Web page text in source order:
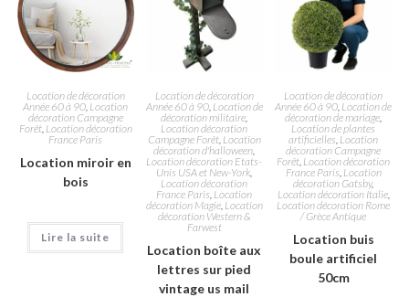
Location de décoration
Année 60 à 90 Location
décoration Campagne
Forêt, Location décoration
France Paris
Location miroir en
bois
Lire la suite
Location de décoration
Année 60 à 90, Location de
décoration militaire
Location décoration
Campagne Forêt, Location
décoration d'halloween
Location décoration Etats-
Unis USA et New-York
Location décoration
France Paris Location
décoration Magie, Location
décoration Western &
Farwest
Location boîte aux
lettres sur pied
vintage us mail
Location de décoration
Année 60 à 90 Location de
décoration de mariage
Location de plantes
artificielles Location
décoration Campagne
Forêt Location décoration
France Paris Location
décoration Gatsby,
Location décoration Italie,
Location décoration Rome
/ Grèce Antique
Location buis
boule artificiel
50cm